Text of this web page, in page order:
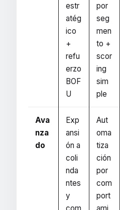
estr
atég
ico
+
refu
erzo
BOF
U
por
seg
men
to +
scor
ing
sim
ple
Ava
nza
do
Exp
ansi
ón a
coli
nda
ntes
y
Aut
oma
tiza
ción
por
com
port